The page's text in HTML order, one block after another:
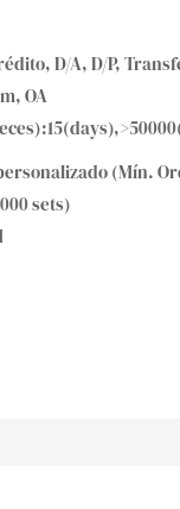
D/A, D/P,
OA
(Mín.
sets)